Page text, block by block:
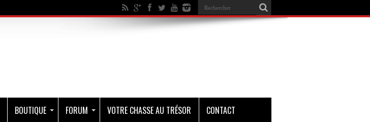
BOUTIQUE FORUM VOTRE CHASSE AU TRÉSOR CONTACT